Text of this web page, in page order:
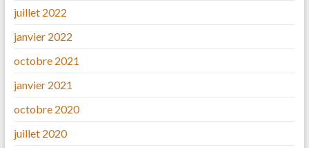
juillet 2022
janvier 2022
octobre 2021
janvier 2021
octobre 2020
juillet 2020